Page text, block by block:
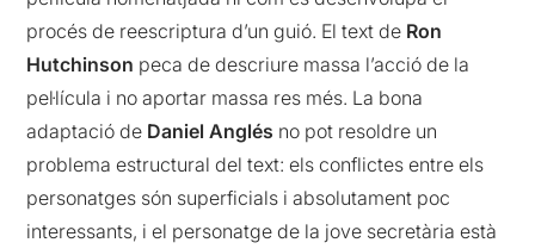
procés de reescriptura d’un guió. El text de Ron
Hutchinson peca de descriure massa l’acció de la
pel·lícula i no aportar massa res més. La bona
adaptació de Daniel Anglés no pot resoldre un
problema estructural del text: els conflictes entre els
personatges són superficials i absolutament poc
interessants, i el personatge de la jove secretària està